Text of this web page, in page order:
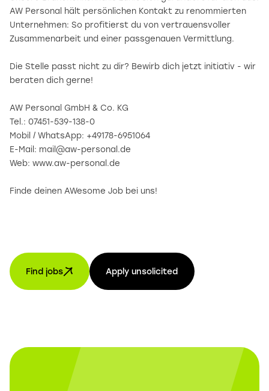
AW Personal hält persönlichen Kontakt zu renommierten
Unternehmen: So profitierst du von vertrauensvoller
Zusammenarbeit und einer passgenauen Vermittlung.
Die Stelle passt nicht zu dir? Bewirb dich jetzt initiativ - wir
beraten dich gerne!
AW Personal GmbH & Co. KG
Tel.: 07451-539-138-0
Mobil / WhatsApp: +49178-6951064
E-Mail: mail@aw-personal.de
Web: www.aw-personal.de
Finde deinen AWesome Job bei uns!
Find jobs Apply unsolicited